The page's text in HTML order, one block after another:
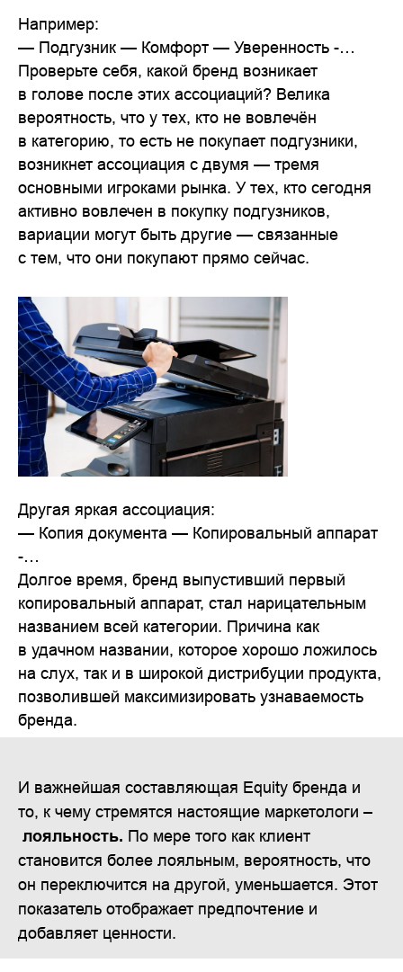
Например:
— Подгузник — Комфорт — Уверенность -…
Проверьте себя, какой бренд возникает
в голове после этих ассоциаций? Велика
вероятность, что у тех, кто не вовлечён
в категорию, то есть не покупает подгузники,
возникнет ассоциация с двумя — тремя
основными игроками рынка. У тех, кто сегодня
активно вовлечен в покупку подгузников,
вариации могут быть другие — связанные
с тем, что они покупают прямо сейчас.
Другая яркая ассоциация:
— Копия документа — Копировальный аппарат
-…
Долгое время, бренд выпустивший первый
копировальный аппарат, стал нарицательным
названием всей категории. Причина как
в удачном названии, которое хорошо ложилось
на слух, так и в широкой дистрибуции продукта,
позволившей максимизировать узнаваемость
бренда.
И важнейшая составляющая Equity бренда и
то, к чему стремятся настоящие маркетологи –
лояльность. По мере того как клиент
становится более лояльным, вероятность, что
он переключится на другой, уменьшается. Этот
показатель отображает предпочтение и
добавляет ценности.